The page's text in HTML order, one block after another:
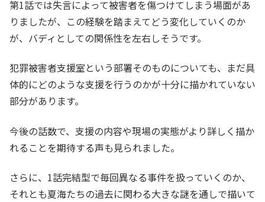
第1話では失言によって被害者を傷つけてしまう場面があ
りましたが、この経験を踏まえてどう変化していくのか
が、バディとしての関係性を左右しそうです。
犯罪被害者支援室という部署そのものについても、まだ具
体的にどのような支援を行うのかが十分に描かれていない
部分があります。
今後の話数で、支援の内容や現場の実態がより詳しく描か
れることを期待する声も見られました。
さらに、1話完結型で毎回異なる事件を扱っていくのか、
それとも夏海たちの過去に関わる大きな謎を通しで描いて